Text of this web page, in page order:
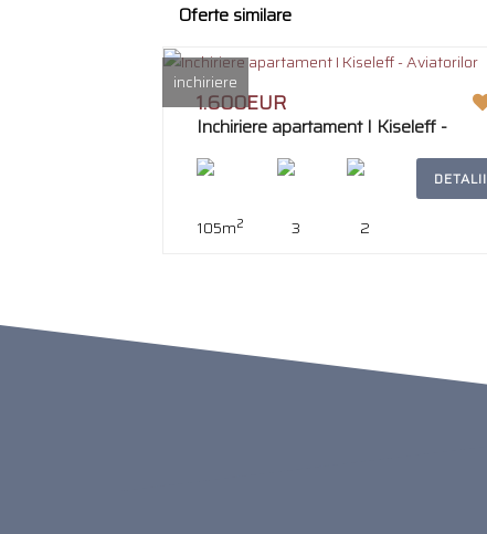
Oferte similare
inchiriere
1.600EUR
Inchiriere apartament I Kiseleff -
105m2 3 2
DETALII